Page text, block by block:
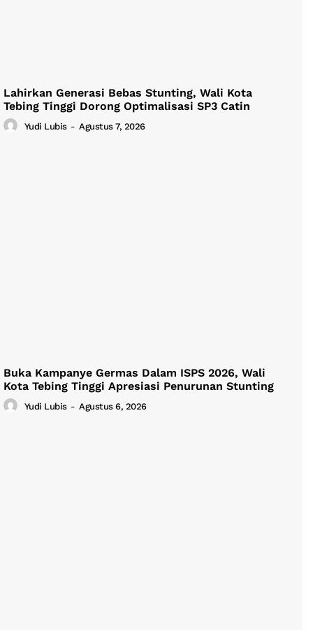
Lahirkan Generasi Bebas Stunting, Wali Kota
Tebing Tinggi Dorong Optimalisasi SP3 Catin
Yudi Lubis - Agustus 7, 2026
Buka Kampanye Germas Dalam ISPS 2026, Wali
Kota Tebing Tinggi Apresiasi Penurunan Stunting
Yudi Lubis - Agustus 6, 2026